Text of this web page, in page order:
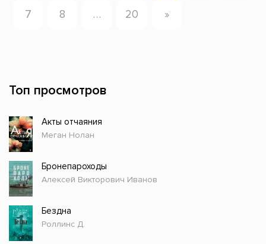
7 8 … 20 »
Топ просмотров
Акты отчаяния
Меган Нолан
Бронепароходы
Алексей Викторович Иванов
Бездна
Роллинс Д.